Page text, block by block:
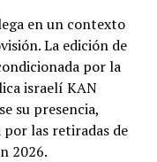
en un contexto
La edición de
por la
israelí KAN
su presencia,
las retiradas de
2026.